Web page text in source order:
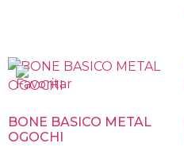
BONE BASICO METAL
OGOCHI